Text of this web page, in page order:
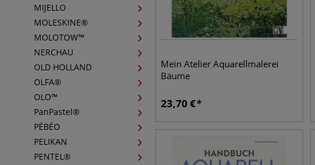
MIJELLO
MOLESKINE®
MOLOTOW™
NERCHAU
OLD HOLLAND
OLFA®
OLO™
PanPastel®
PÉBÉO
PELIKAN
PENTEL®
Mein Atelier Aquarellmalerei
Bäume
23,70 €